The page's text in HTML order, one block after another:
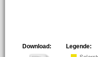
Legende:
Download: